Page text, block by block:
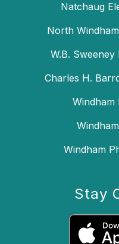
Natchaug
North
W.B.
Charles H.
Windham
Windham
Stay